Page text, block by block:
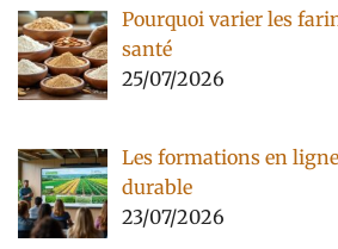
Pourquoi varier les
santé
25/07/2026
Les formations en
durable
23/07/2026